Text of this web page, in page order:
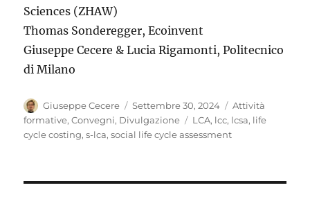
Sciences (ZHAW)
Thomas Sonderegger, Ecoinvent
Giuseppe Cecere & Lucia Rigamonti, Politecnico
di Milano
Autore
Giuseppe Cecere
Pubblicato
il
Settembre 30, 2024 Categorie
Attività
formative,Convegni, Divulgazione Tag
LCA, lcc, lcsa, life
cycle costing,s-lca,social life cycle assessment